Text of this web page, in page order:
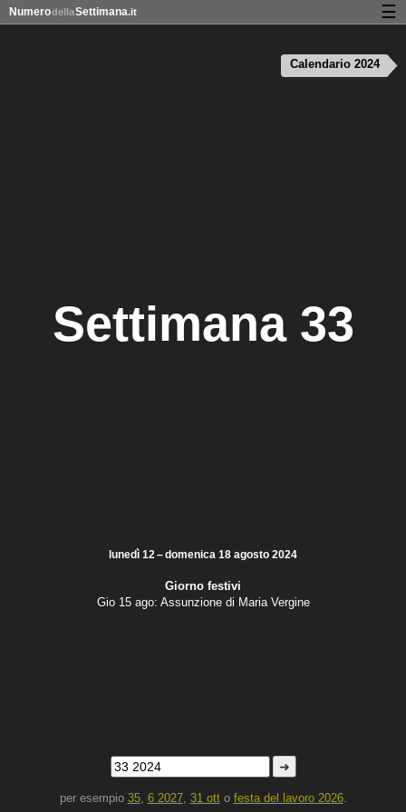
Settimana 33
lunedì 12 – domenica 18 agosto 2024
Giorno festivi
Gio 15 ago: Assunzione di Maria Vergine
➜
per esempio 35, 6 2027, 31 otto festa del lavoro 2026.
Calendario 2024
NumerodellaSettimana.it ☰